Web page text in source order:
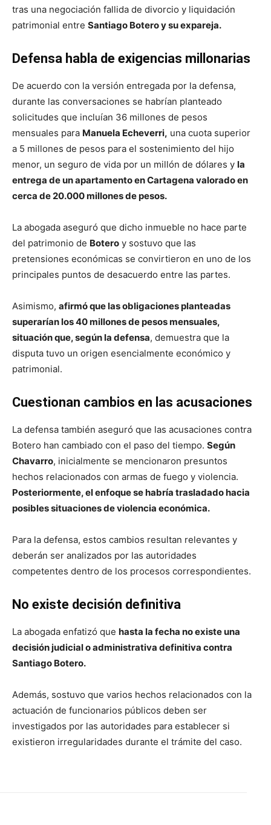
tras una negociación fallida de divorcio y liquidación
patrimonial entre Santiago Botero y su expareja.
Defensa habla de exigencias millonarias
De acuerdo con la versión entregada por la defensa,
durante las conversaciones se habrían planteado
solicitudes que incluían 36 millones de pesos
mensuales para Manuela Echeverri, una cuota superior
a 5 millones de pesos para el sostenimiento del hijo
menor, un seguro de vida por un millón de dólares y la
entrega de un apartamento en Cartagena valorado en
cerca de 20.000 millones de pesos.
La abogada aseguró que dicho inmueble no hace parte
del patrimonio de Botero y sostuvo que las
pretensiones económicas se convirtieron en uno de los
principales puntos de desacuerdo entre las partes.
Asimismo, afirmó que las obligaciones planteadas
superarían los 40 millones de pesos mensuales,
situación que, según la defensa, demuestra que la
disputa tuvo un origen esencialmente económico y
patrimonial.
Cuestionan cambios en las acusaciones
La defensa también aseguró que las acusaciones contra
Botero han cambiado con el paso del tiempo. Según
Chavarro, inicialmente se mencionaron presuntos
hechos relacionados con armas de fuego y violencia.
Posteriormente, el enfoque se habría trasladado hacia
posibles situaciones de violencia económica.
Para la defensa, estos cambios resultan relevantes y
deberán ser analizados por las autoridades
competentes dentro de los procesos correspondientes.
No existe decisión definitiva
La abogada enfatizó que hasta la fecha no existe una
decisión judicial o administrativa definitiva contra
Santiago Botero.
Además, sostuvo que varios hechos relacionados con la
actuación de funcionarios públicos deben ser
investigados por las autoridades para establecer si
existieron irregularidades durante el trámite del caso.